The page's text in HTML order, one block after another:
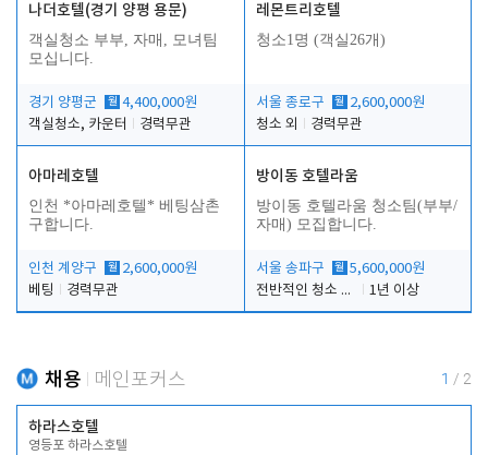
나더호텔(경기 양평 용문)
객실청소 부부, 자매, 모녀팀
모십니다.
경기 양평군 월 4,400,000원
객실청소, 카운터
경력무관
레몬트리호텔
청소1명 (객실26개)
서울 종로구 월 2,600,000원
청소 외
경력무관
아마레호텔
인천 *아마레호텔* 베팅삼촌
구합니다.
인천 계양구 월 2,600,000원
베팅
경력무관
방이동 호텔라움
방이동 호텔라움 청소팀(부부/
자매) 모집합니다.
서울 송파구 월 5,600,000원
전반적인 청소 업무(객실청소.객실정리)
1년 이상
채용 메인포커스 1 / 2
하라스호텔
영등포 하라스호텔